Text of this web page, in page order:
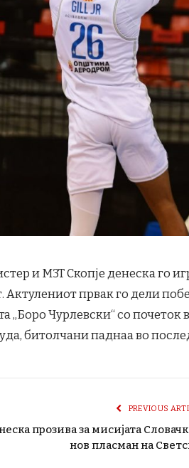
и МЗТ Скопје денеска го
Актулениот првак го дели
„Боро Чурлевски“ со почеток
битолчани паднаа во
PREVIOUS
прозива за мисијата
нов пласман на